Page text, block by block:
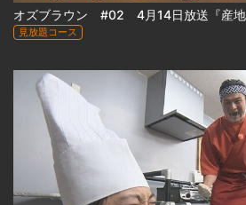
見放題コース